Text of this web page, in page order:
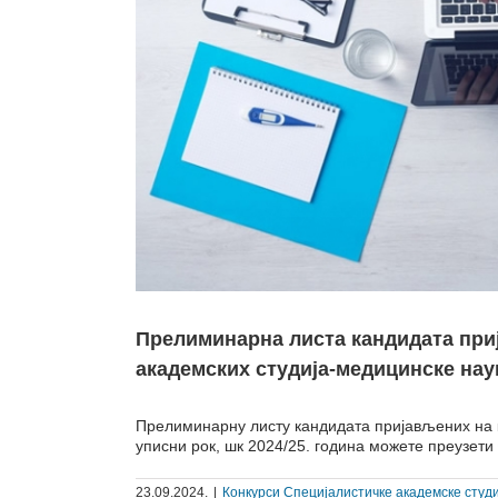
Прелиминарна листа кандидата
академских студија-медицинске
Прелиминарну листу кандидата пријављених на
уписни рок, шк 2024/25. година можете преузети
23.09.2024. Конкурси Специјалистичке академске